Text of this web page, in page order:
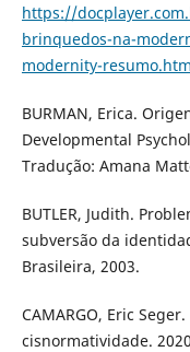
https://
brinquedos-na-
modernity-
BURMAN, Erica.
Developmental
Tradução: Amana
BUTLER, Judith.
subversão da
Brasileira, 2003.
CAMARGO, Eric
cisnormatividade.